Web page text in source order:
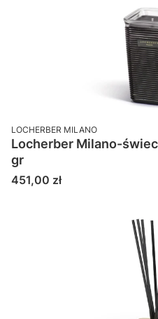
PRODUCENT
LOCHERBER MILANO
Locherber Milano-
gr
Cena
451,00 zł